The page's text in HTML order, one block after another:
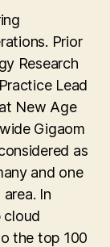
Prior
Research
Lead
New Age
Gigaom
as
and one
In
cloud
the top 100